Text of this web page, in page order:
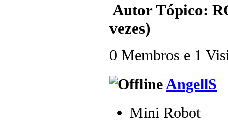
AutorTópico:
vezes)
0 Membros e 1
AngellS
Mini Robot